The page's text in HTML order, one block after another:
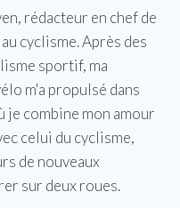
rédacteur en chef de
cyclisme. Après des
sportif, ma
m'a propulsé dans
je combine mon amour
celui du cyclisme,
de nouveaux
sur deux roues.